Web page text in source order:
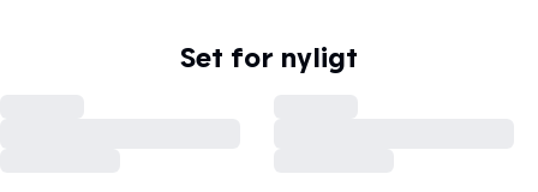
Set for nyligt